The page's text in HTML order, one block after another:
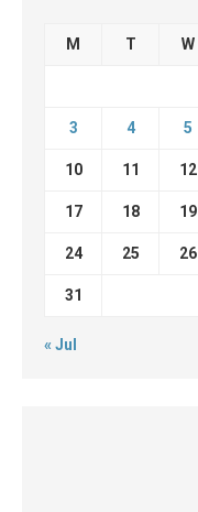
M T W
3 4 5
10 11 12
17 18 19
24 25 26
31
« Jul